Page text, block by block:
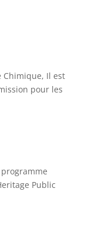
Chimique, Il est
pour les
Public